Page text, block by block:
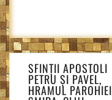
Navigare
în
articole
SFINȚII APOSTOLI
PETRU ȘI PAVEL,
HRAMUL PAROHIEI